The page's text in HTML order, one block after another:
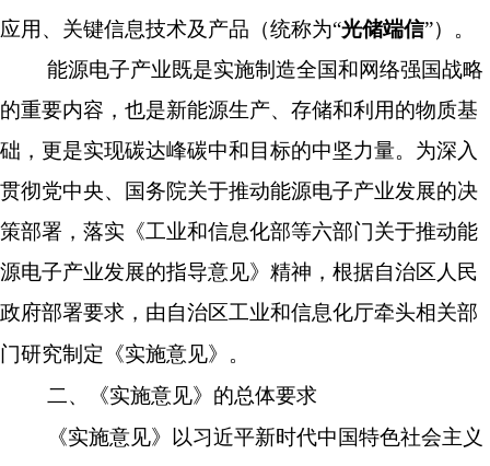
应用、关键信息技术及产品（统称为“光储端信”）。
能源电子产业既是实施制造全国和网络强国战略
的重要内容，也是新能源生产、存储和利用的物质基
础，更是实现碳达峰碳中和目标的中坚力量。 为深入
贯彻党中央、国务院关于推动能源电子产业发展的决
策部署，落实《工业和信息化部等六部门关于推动能
源电子产业发展的指导意见》 精神 ， 根据自治区人民
政府部署要求，由自治区工业和信息化厅牵头相关部
门研究制定 《实施意见》 。
二、
《实施意见》的总体要求
《实施意见》以习近平新时代中国特色社会主义